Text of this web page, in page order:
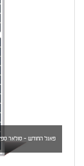
פאנל החודש - סולאר ספייס